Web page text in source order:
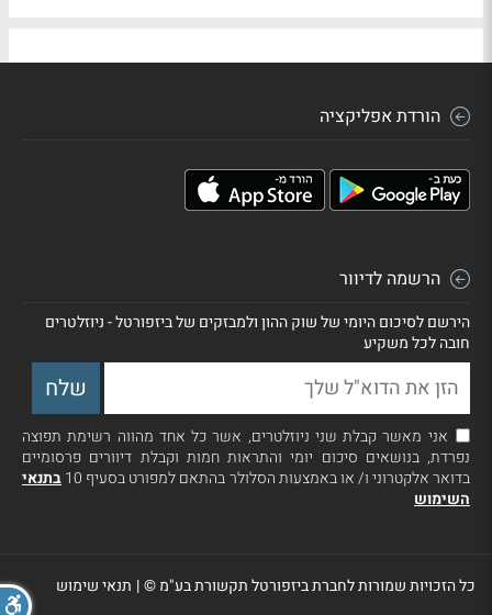
הורדת אפליקציה
הרשמה לדיוור
הירשם לסיכום היומי של שוק ההון ולמבזקים של ביזפורטל - ניוזלטרים
חובה לכל משקיע
אני מאשר קבלת שני ניוזלטרים, אשר כל אחד מהווה רשימת תפוצה
נפרדת, בנושאים סיכום יומי והתראות חמות וקבלת דיוורים פרסומיים
בדואר אלקטרוני ו/ או באמצעות הסלולר בהתאם למפורט בסעיף 10
בתנאי
השימוש
כל הזכויות שמורות לחברת ביזפורטל תקשורת בע"מ ©| תנאי שימוש